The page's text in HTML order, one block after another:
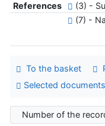
References
(3) -
(7) -
To the basket
Selected documents
Number of the